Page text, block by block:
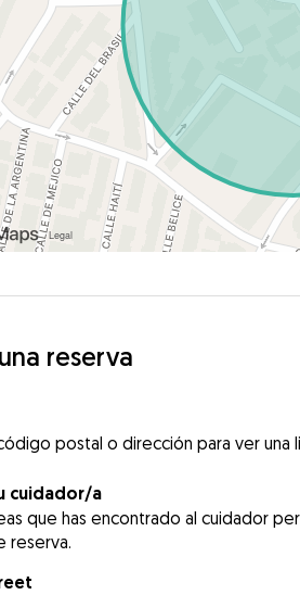
reserva
postal o dirección para ver
cuidador/a
que has encontrado al cuidador
reserva.